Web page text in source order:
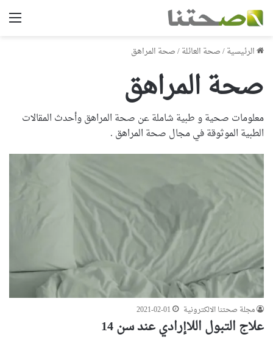
الرئيسية/صحة العائلة/صحة المراهق
صحة المراهق
معلومات صحية و طبية شاملة عن صحة المراهق وأحدث المقالات
الطبية الموثوقة في مجال صحة المراهق .
مجلة صحتنا الالكترونية 2021-02-01
علاج التبول اللاإرادي عند سن 14